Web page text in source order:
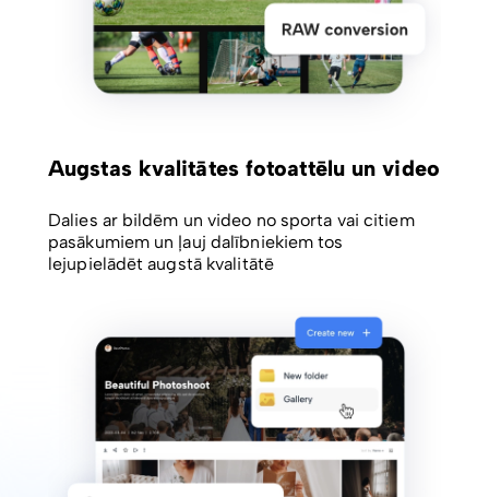
Augstas kvalitātes fotoattēlu un video
Dalies ar bildēm un video no sporta vai citiem
pasākumiem un ļauj dalībniekiem tos
lejupielādēt augstā kvalitātē